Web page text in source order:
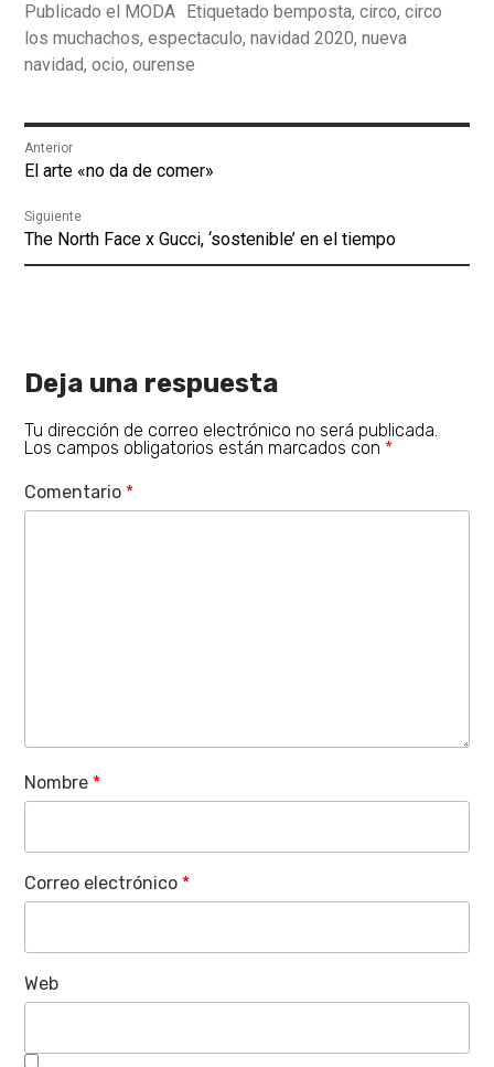
Publicado el MODA Etiquetado bemposta,circo,circo
los muchachos,espectaculo,navidad 2020,nueva
navidad,ocio,ourense
Navegación
de
entradas
Anterior
Entrada
El arte «no da de comer»
Siguiente
Entrada
siguiente:
The North Face x Gucci, ‘sostenible’ en el tiempo
Deja una respuesta
Tu dirección de correo electrónico no será publicada.
Los campos obligatorios están marcados con *
Comentario *
Nombre *
Correo electrónico *
Web